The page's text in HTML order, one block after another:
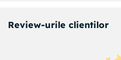
MGA : F6189
NK : 854776
Review-urile clientilor